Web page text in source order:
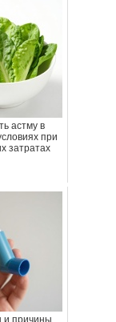
астму в
при
затратах
причины